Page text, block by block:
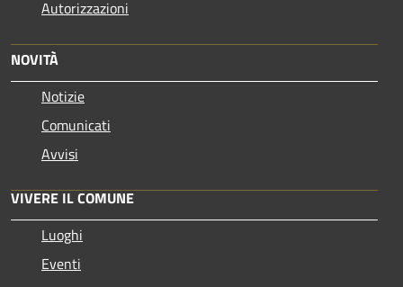
Autorizzazioni
NOVITÀ
Notizie
Comunicati
Avvisi
VIVERE IL COMUNE
Luoghi
Eventi